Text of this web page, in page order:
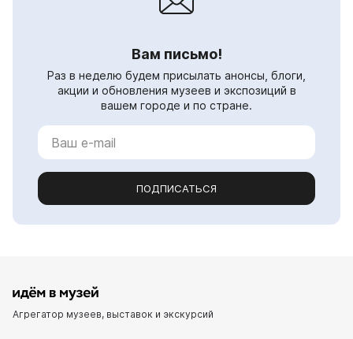
Вам письмо!
Раз в неделю будем присылать анонсы, блоги,
акции и обновления музеев и экспозиций в
вашем городе и по стране.
ПОДПИСАТЬСЯ
Агрегатор музеев, выставок и экскурсий